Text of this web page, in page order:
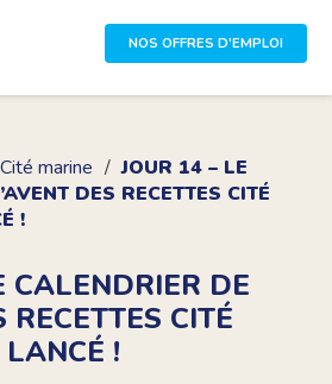
NOS OFFRES D'EMPLOI
marine
JOUR 14 – LE
DES RECETTES CITÉ
!
CALENDRIER DE
RECETTES CITÉ
!